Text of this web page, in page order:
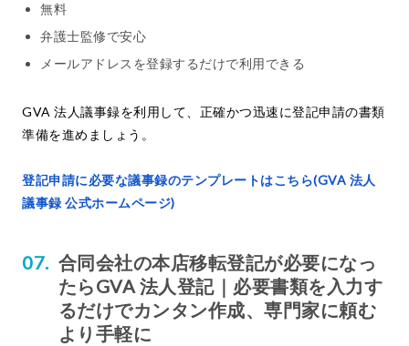
無料
弁護士監修で安心
メールアドレスを登録するだけで利用できる
GVA 法人議事録を利用して、正確かつ迅速に登記申請の書類
準備を進めましょう。
登記申請に必要な議事録のテンプレートはこちら(GVA 法人
議事録 公式ホームページ)
合同会社の本店移転登記が必要になっ
たらGVA 法人登記｜必要書類を入力す
るだけでカンタン作成、専門家に頼む
より手軽に